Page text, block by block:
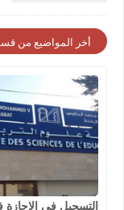
أخر المواضيع من
التسجيل في الإجازة